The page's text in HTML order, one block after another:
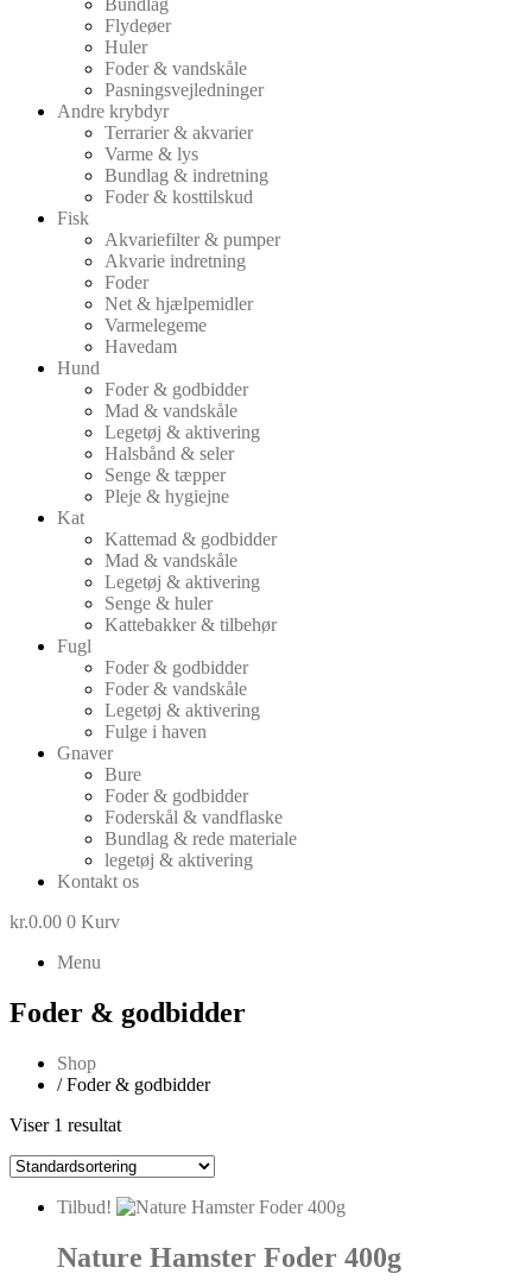
Flydeøer
Huler
Foder & vandskåle
Pasningsvejledninger
Andre krybdyr
Terrarier & akvarier
Varme & lys
Bundlag & indretning
Foder & kosttilskud
Fisk
Akvariefilter & pumper
Akvarie indretning
Foder
Net & hjælpemidler
Varmelegeme
Havedam
Hund
Foder & godbidder
Mad & vandskåle
Legetøj & aktivering
Halsbånd & seler
Senge & tæpper
Pleje & hygiejne
Kat
Kattemad & godbidder
Mad & vandskåle
Legetøj & aktivering
Senge & huler
Kattebakker & tilbehør
Fugl
Foder & godbidder
Foder & vandskåle
Legetøj & aktivering
Fulge i haven
Gnaver
Bure
Foder & godbidder
Foderskål & vandflaske
Bundlag & rede materiale
legetøj & aktivering
Kontakt os
kr.0.00 0 Kurv
Menu
Foder & godbidder
Shop
/ Foder & godbidder
Viser 1 resultat
Tilbud!
Nature Hamster Foder 400g